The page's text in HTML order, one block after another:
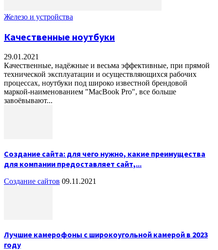
Железо и устройства
Качественные ноутбуки
29.01.2021
Качественные, надёжные и весьма эффективные, при прямой
технической эксплуатации и осуществляющихся рабочих
процессах, ноутбуки под широко известной брендовой
маркой-наименованием "MacBook Pro", все больше
завоёвывают...
Создание сайта: для чего нужно, какие преимущества
для компании предоставляет сайт,...
Создание сайтов 09.11.2021
Лучшие камерофоны с широкоугольной камерой в 2023
году